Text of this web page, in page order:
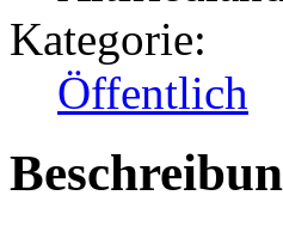
Kategorie:
Öffentlich